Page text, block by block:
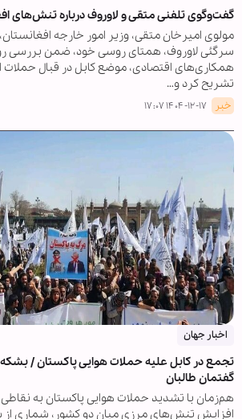
گفت‌وگوی تلفنی متقی و لاوروف درباره تنش‌های
مولوی امیرخان متقی، وزیر امور خارجه
سرگئی لاوروف، همتای روسی خود، ضمن بررسی
همکاری‌های اقتصادی، موضع کابل در قبال حملات
تشریح کرد و…
خبر ۱۴۰۴-۱۲-۱۷ ۱۷:۰۷
اخبار جهان
تجمع در کابل علیه حملات هوایی پاکستان /
گفتمان طالبان
هم‌زمان با تشدید حملات هوایی پاکستان به نقاطی
افزایش تنش‌های مرزی میان دو کشور، شماری از